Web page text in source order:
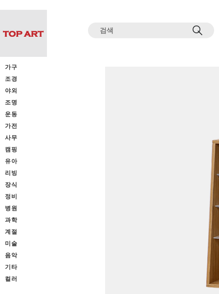
가구
조경
야외
조명
운동
가전
사무
캠핑
유아
리빙
장식
정비
병원
과학
계절
미술
음악
기타
컬러